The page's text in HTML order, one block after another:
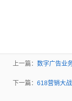
上一篇： 数字广告业
下一篇： 618营销大